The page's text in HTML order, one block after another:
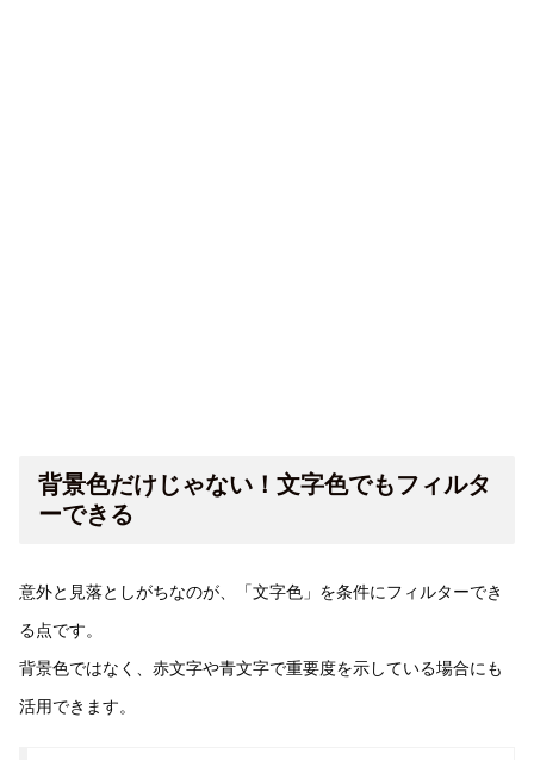
背景色だけじゃない！文字色でもフィルタ
ーできる
意外と見落としがちなのが、「文字色」を条件にフィルターでき
る点です。
背景色ではなく、赤文字や青文字で重要度を示している場合にも
活用できます。